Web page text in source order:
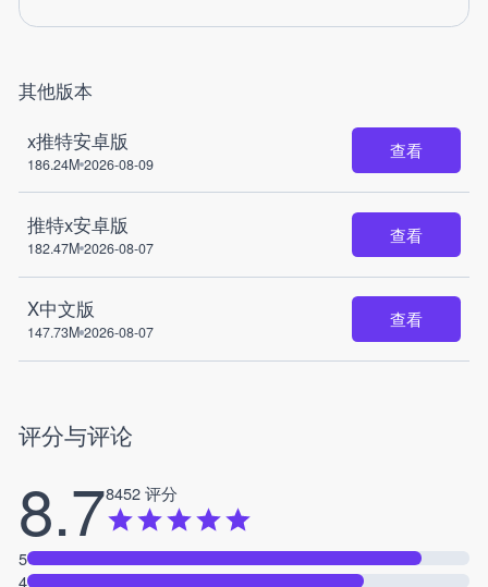
其他版本
x推特安卓版
186.24M 2026-08-09
查看
推特x安卓版
182.47M 2026-08-07
查看
X中文版
147.73M 2026-08-07
查看
评分与评论
8.78452 评分
5
4